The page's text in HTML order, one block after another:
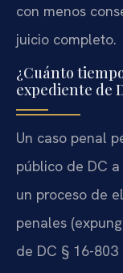
con menos
juicio completo.
¿Cuánto
expediente de
Un caso penal
público de DC
un proceso de
penales
de DC § 16-